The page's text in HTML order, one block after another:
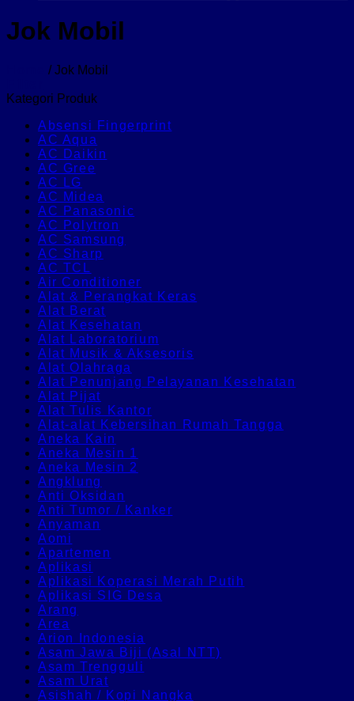
Jok Mobil
/Jok Mobil
Kategori Produk
Absensi Fingerprint
AC Aqua
AC Daikin
AC Gree
AC LG
AC Midea
AC Panasonic
AC Polytron
AC Samsung
AC Sharp
AC TCL
Air Conditioner
Alat & Perangkat Keras
Alat Berat
Alat Kesehatan
Alat Laboratorium
Alat Musik & Aksesoris
Alat Olahraga
Alat Penunjang Pelayanan Kesehatan
Alat Pijat
Alat Tulis Kantor
Alat-alat Kebersihan Rumah Tangga
Aneka Kain
Aneka Mesin 1
Aneka Mesin 2
Angklung
Anti Oksidan
Anti Tumor / Kanker
Anyaman
Aomi
Apartemen
Aplikasi
Aplikasi Koperasi Merah Putih
Aplikasi SIG Desa
Arang
Area
Arion Indonesia
Asam Jawa Biji (Asal NTT)
Asam Trengguli
Asam Urat
Asishah / Kopi Nangka